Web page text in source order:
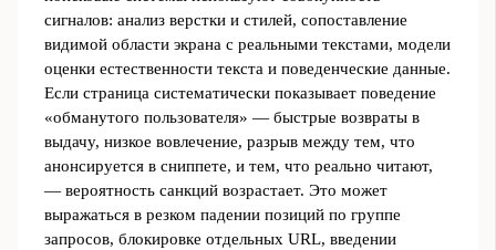
сигналов: анализ верстки и стилей, сопоставление
видимой области экрана с реальными текстами, модели
оценки естественности текста и поведенческие данные.
Если страница систематически показывает поведение
«обманутого пользователя» — быстрые возвраты в
выдачу, низкое вовлечение, разрыв между тем, что
анонсируется в сниппете, и тем, что реально читают,
— вероятность санкций возрастает. Это может
выражаться в резком падении позиций по группе
запросов, блокировке отдельных URL, введении